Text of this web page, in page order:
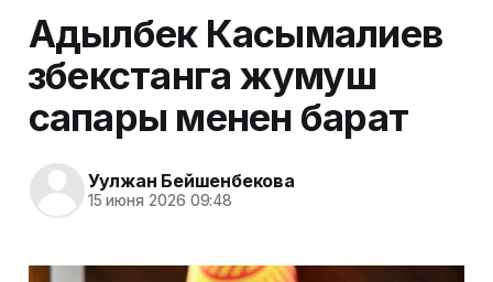
Адылбек Касымалиев
Өзбекстанга жумуш
сапары менен барат
Уулжан Бейшенбекова
15 июня 2026 09:48